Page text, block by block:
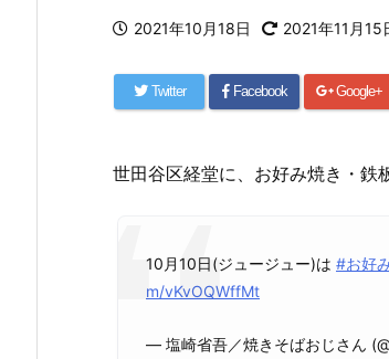
2021年10月18日 2021年11月15
Twitter Facebook Google+
世田谷区経堂に、お好み焼き・鉄
10月10日(ジュージュー)は #お好
m/vKvOQWffMt
— 塩崎省吾／焼きそばおじさん